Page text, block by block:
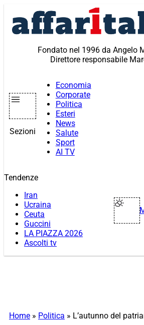
contenuto
Fondato nel 1996 da Angelo
Direttore responsabile
Sezioni
Economia
Corporate
Politica
Esteri
News
Salute
Sport
AI TV
Tendenze
Iran
Ucraina
Ceuta
Guccini
LA PIAZZA 2026
Ascolti tv
Home » Politica » L’autunno del